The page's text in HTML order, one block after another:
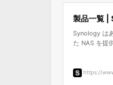
製品一覧 |
Synology は
た NAS を提
https://